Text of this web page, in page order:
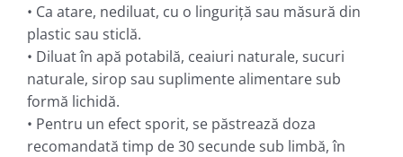
• Ca atare, nediluat, cu o linguriţă sau măsură din
plastic sau sticlă.
• Diluat în apă potabilă, ceaiuri naturale, sucuri
naturale, sirop sau suplimente alimentare sub
formă lichidă.
• Pentru un efect sporit, se păstrează doza
recomandată timp de 30 secunde sub limbă, în